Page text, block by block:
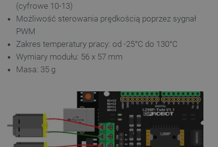
(cyfrowe 10-13)
Możliwość sterowania prędkością poprzez sygnał
PWM
Zakres temperatury pracy: od -25°C do 130°C
Wymiary modułu: 56 x 57 mm
Masa: 35 g
Nazwa
_lb